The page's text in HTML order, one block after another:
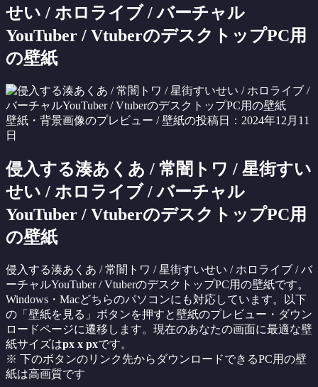
せい / ホロライブ / バーチャル
YouTuber / VtuberのデスクトップPC用
の壁紙
壁紙・背景画像のプレビュー / 壁紙の投稿日：2024年12月11
日
侵入する湊あくあ / 常闇トワ / 星街すい
せい / ホロライブ / バーチャル
YouTuber / VtuberのデスクトップPC用
の壁紙
侵入する湊あくあ / 常闇トワ / 星街すいせい / ホロライブ / バ
ーチャルYouTuber / VtuberのデスクトップPC用の壁紙です。
Windows・Macどちらのパソコンにも対応しています。以下
の「壁紙を見る」ボタンを押すと壁紙のプレビュー・ダウン
ロードページに遷移します。現在のあなたの画面に最適な壁
紙サイズはpx x pxです。
※ 下のボタンのリンク先からダウンロードできるPC用の壁
紙は高画質です